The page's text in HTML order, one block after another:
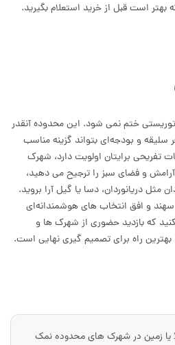
است قبل از خرید استعلام بگیرید.
ختم نمی شود. این محدوده آنقدر
سلیقه و بودجه‌ای بتواند گزینه مناسب
تفریحی برایتان اولویت دارد، شهرک
و فضای سبز را ترجیح می دهید،
مثل دریانوردان، دسا یا گیل آرا بروید.
و افق انتخاب های هوشمندانه‌ای
که بازدید حضوری از شهرک ها و
راه برای تصمیم گیری نهایی است.
یا زمین در شهرک های محدوده نمک